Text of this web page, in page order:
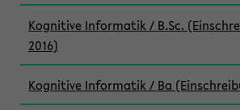
Kognitive Informatik / B.Sc.
2016)
Kognitive Informatik / Ba